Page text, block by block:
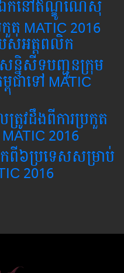
ឯក​នៅ​ឥណ្ឌូណេស៊ី
MATIC 2016
បស់​អត្តពលិក​
សន្និសីទ​​បញ្ជូន​ក្រុម​
ជា​ទៅ​ MATIC
វ​ដឹង​ពី​ការ​ប្រកួត​
​2016​
ពី​៦​ប្រទេស​សម្រាប់​
2016​​